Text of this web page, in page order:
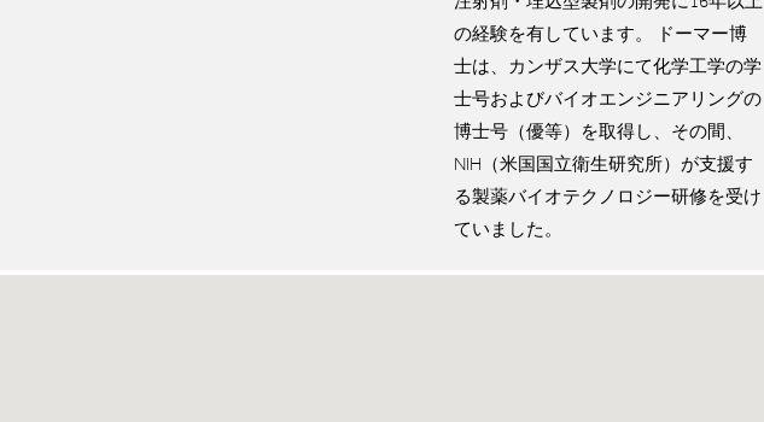
の経験を有しています。 ドーマー博
士は、カンザス大学にて化学工学の学
士号およびバイオエンジニアリングの
博士号（優等）を取得し、その間、
NIH（米国国立衛生研究所）が支援す
る製薬バイオテクノロジー研修を受け
ていました。